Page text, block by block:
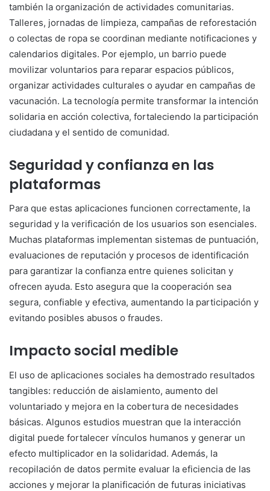
también la organización de actividades comunitarias.
Talleres, jornadas de limpieza, campañas de reforestación
o colectas de ropa se coordinan mediante notificaciones y
calendarios digitales. Por ejemplo, un barrio puede
movilizar voluntarios para reparar espacios públicos,
organizar actividades culturales o ayudar en campañas de
vacunación. La tecnología permite transformar la intención
solidaria en acción colectiva, fortaleciendo la participación
ciudadana y el sentido de comunidad.
Seguridad y confianza en las
plataformas
Para que estas aplicaciones funcionen correctamente, la
seguridad y la verificación de los usuarios son esenciales.
Muchas plataformas implementan sistemas de puntuación,
evaluaciones de reputación y procesos de identificación
para garantizar la confianza entre quienes solicitan y
ofrecen ayuda. Esto asegura que la cooperación sea
segura, confiable y efectiva, aumentando la participación y
evitando posibles abusos o fraudes.
Impacto social medible
El uso de aplicaciones sociales ha demostrado resultados
tangibles: reducción de aislamiento, aumento del
voluntariado y mejora en la cobertura de necesidades
básicas. Algunos estudios muestran que la interacción
digital puede fortalecer vínculos humanos y generar un
efecto multiplicador en la solidaridad. Además, la
recopilación de datos permite evaluar la eficiencia de las
acciones y mejorar la planificación de futuras iniciativas